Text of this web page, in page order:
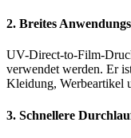
2. Breites
UV-Direct-to-Film-
verwendet werden. Er
Kleidung, Werbeartikel
3. Schnellere